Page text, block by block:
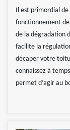
Il est primordial
fonctionnement
de la dégradation
facilite la
décaper votre
connaissez à
permet d’agir au